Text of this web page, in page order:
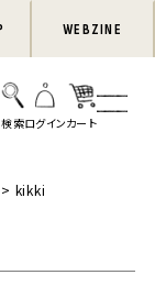
WEBZINE
kikki